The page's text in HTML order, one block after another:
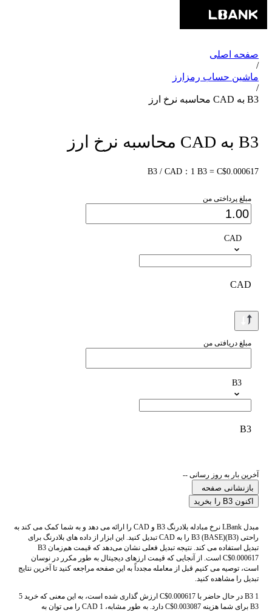
صفحه اصلی
/
ماشین حساب رمزارز
/
B3 به CAD محاسبه نرخ ارز
B3 به CAD محاسبه نرخ ارز
B3 / CAD：1 B3 = C$0.000617
مبلغ پرداختی من
CAD
CAD
مبلغ دریافتی من
B3
B3
آخرین بار به روز رسانی --
بازنشانی صفحه
اکنون B3 را بخرید
مبدل LBank نرخ مبادله بلادرنگ B3 و CAD را ارائه می دهد و به شما کمک می کند به
راحتی B3 (BASE)(B3) را به CAD تبدیل کنید. این ابزار از داده های بلادرنگ برای
تبدیل استفاده می کند. نتیجه تبدیل فعلی نشان می‌دهد که قیمت هم‌زمان B3
C$0.000617 است. از آنجایی که قیمت ارزهای دیجیتال به طور مکرر در نوسان
است، توصیه می کنیم قبل از معامله مجدداً به این صفحه مراجعه کنید تا آخرین نتایج
تبدیل را مشاهده کنید.
1 B3 در حال حاضر با C$0.000617 ارزش گذاری شده است، به این معنی که خرید 5
B3 برای شما هزینه C$0.003087 دارد. به طور مشابه، 1 CAD را می توان به